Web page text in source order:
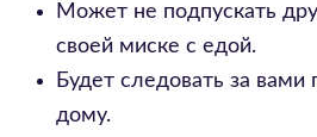
Может не подпускать
своей миске с едой.
Будет следовать за
дому.